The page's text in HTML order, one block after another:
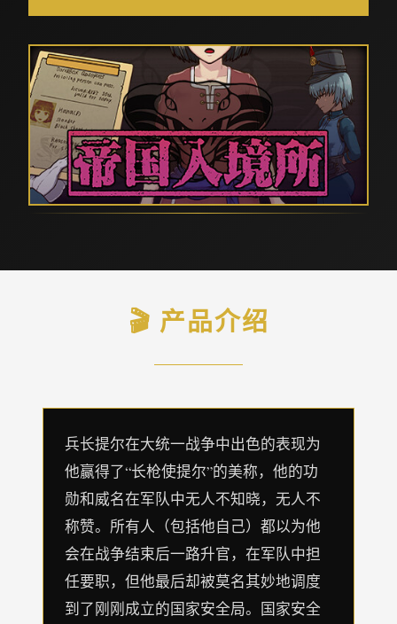
🎬 产品介绍
兵长提尔在大统一战争中出色的表现为
他赢得了“长枪使提尔”的美称，他的功
勋和威名在军队中无人不知晓，无人不
称赞。所有人（包括他自己）都以为他
会在战争结束后一路升官，在军队中担
任要职，但他最后却被莫名其妙地调度
到了刚刚成立的国家安全局。国家安全